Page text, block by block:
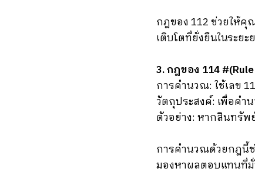
กฎของ 112 ช่วยให้คุ
เติบโตที่ยั่งยืนในระยะ
3. กฎของ 114
การคำนวณ: ใช้เลข
วัตถุประสงค์: เพื่อคำ
ตัวอย่าง: หากสินทรัพ
การคำนวณด้วยกฎนี้ช่
มองหาผลตอบแทนที่